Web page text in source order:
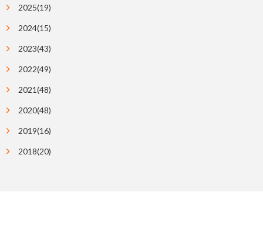
2025(19)
2024(15)
2023(43)
2022(49)
2021(48)
2020(48)
2019(16)
2018(20)